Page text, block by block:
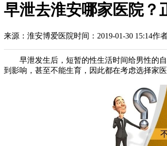
早泄去淮安哪家医院？
来源： 淮安博爱医院时间：2019-01-30 15:14作
早泄发生后，短暂的性生活时间给男性的自
到影响，甚至不能生育，因此都在考虑选择家